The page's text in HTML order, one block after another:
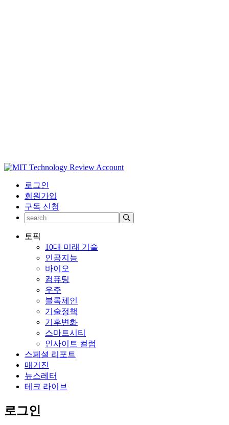
로그인
회원가입
구독 신청
토픽
10대 미래 기술
인공지능
바이오
컴퓨팅
우주
블록체인
기술정책
기후변화
스마트시티
인사이트 컬럼
스페셜 리포트
매거진
뉴스레터
테크 라이브
로그인